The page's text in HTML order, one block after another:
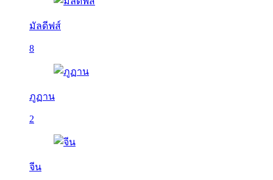
มัลดีฟส์
8
ภูฏาน
2
จีน